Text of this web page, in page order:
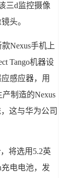
三d监控摄像
头。
Nexus手机上
Tango机器设
感应器，用
制造的Nexus
这与华为公司
将选用5.2英
电电池，发